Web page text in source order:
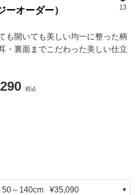
ーオーダー）
13
も開いても美しい均一に整った柄
・裏面までこだわった美しい仕立
税込
50～140cm ¥35,090